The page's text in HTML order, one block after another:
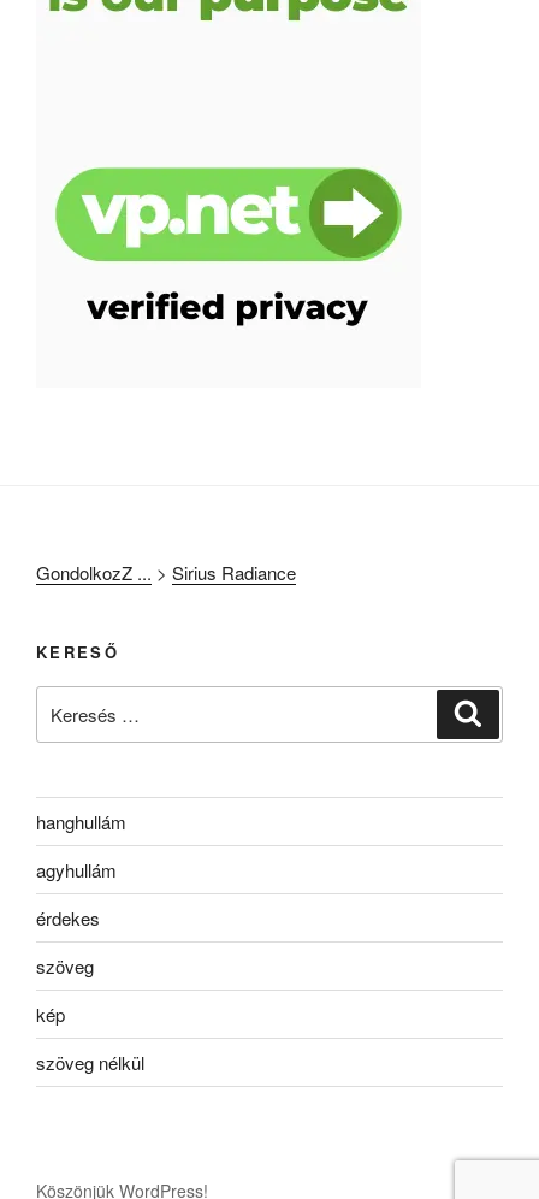
GondolkozZ ... > Sirius Radiance
KERESŐ
hanghullám
agyhullám
érdekes
szöveg
kép
szöveg nélkül
Köszönjük WordPress!